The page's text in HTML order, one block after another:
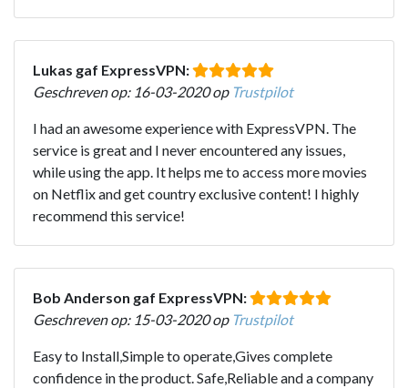
Lukas gaf ExpressVPN:
Geschreven op: 16-03-2020 op Trustpilot
I had an awesome experience with ExpressVPN. The
service is great and I never encountered any issues,
while using the app. It helps me to access more movies
on Netflix and get country exclusive content! I highly
recommend this service!
Bob Anderson gaf ExpressVPN:
Geschreven op: 15-03-2020 op Trustpilot
Easy to Install,Simple to operate,Gives complete
confidence in the product. Safe,Reliable and a company